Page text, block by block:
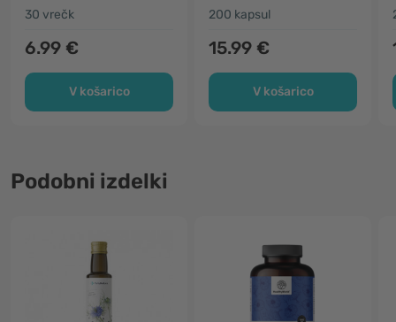
30 vrečk
6.99 €
V košarico
200 kapsul
15.99 €
V košarico
Podobni izdelki